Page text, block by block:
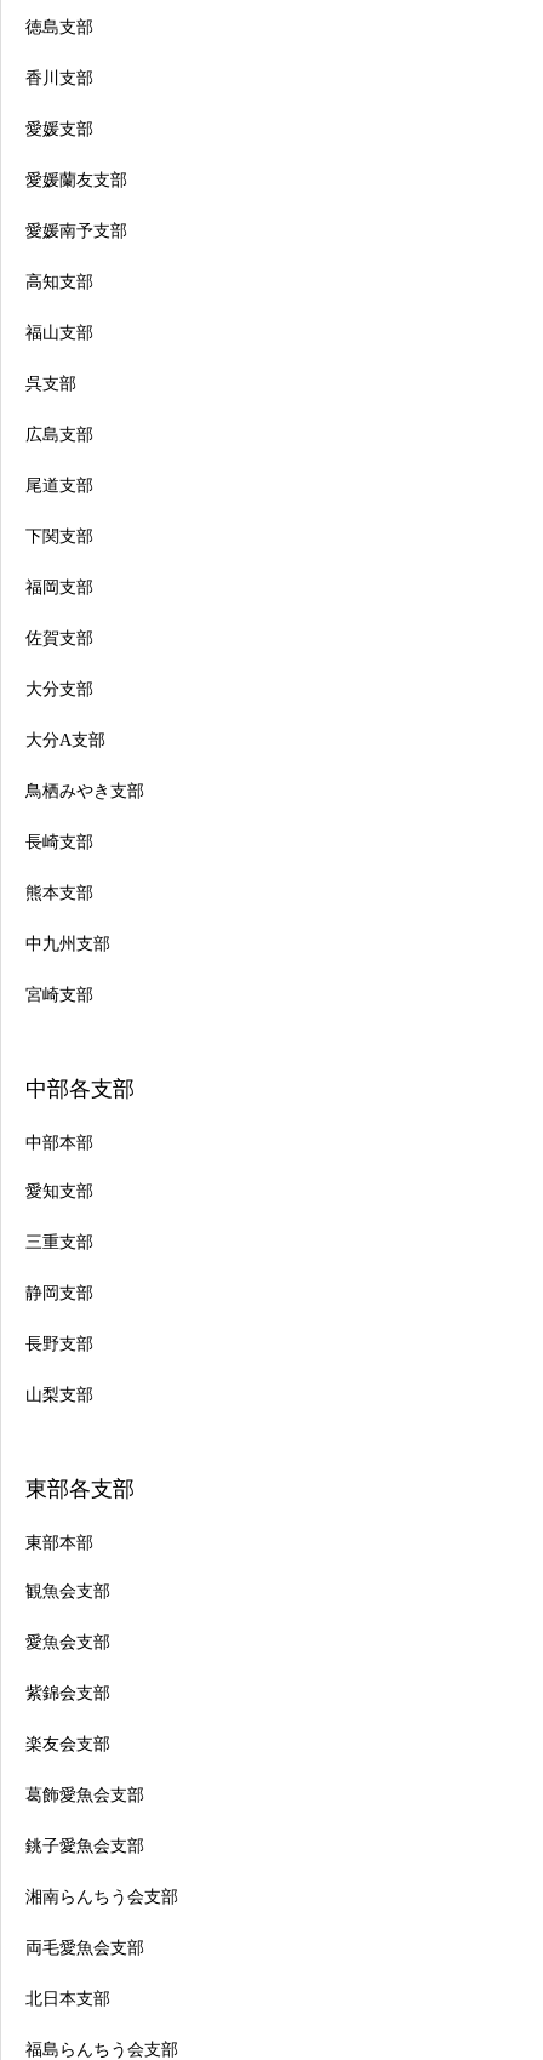
徳島支部
香川支部
愛媛支部
愛媛蘭友支部
愛媛南予支部
高知支部
福山支部
呉支部
広島支部
尾道支部
下関支部
福岡支部
佐賀支部
大分支部
大分A支部
鳥栖みやき支部
長崎支部
熊本支部
中九州支部
宮崎支部
中部各支部
中部本部
愛知支部
三重支部
静岡支部
長野支部
山梨支部
東部各支部
東部本部
観魚会支部
愛魚会支部
紫錦会支部
楽友会支部
葛飾愛魚会支部
銚子愛魚会支部
湘南らんちう会支部
両毛愛魚会支部
北日本支部
福島らんちう会支部